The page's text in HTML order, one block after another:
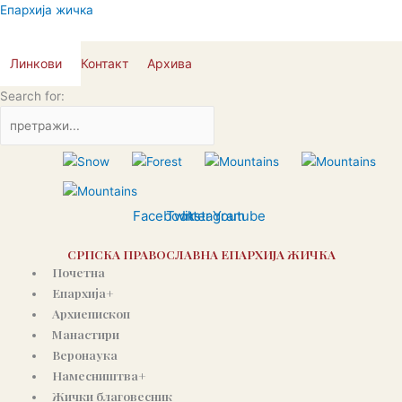
Пређи
Епархија жичка
Линкови Контакт Архива
Search for:
Facebook
Twitter
Instagram
Youtube
СРПСКА ПРАВОСЛАВНА ЕПАРХИЈА ЖИЧКА
Почетна
Епархија+
Архиепископ
Манастири
Веронаука
Намесништва+
Жички благовесник